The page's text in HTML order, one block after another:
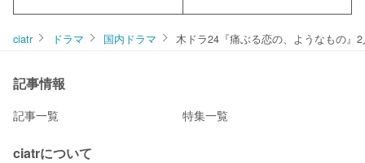
ciatr ドラマ 国内ドラマ 木ドラ24『痛ぶる恋の、ようなもの』
記事情報
記事一覧 特集一覧
ciatrについて